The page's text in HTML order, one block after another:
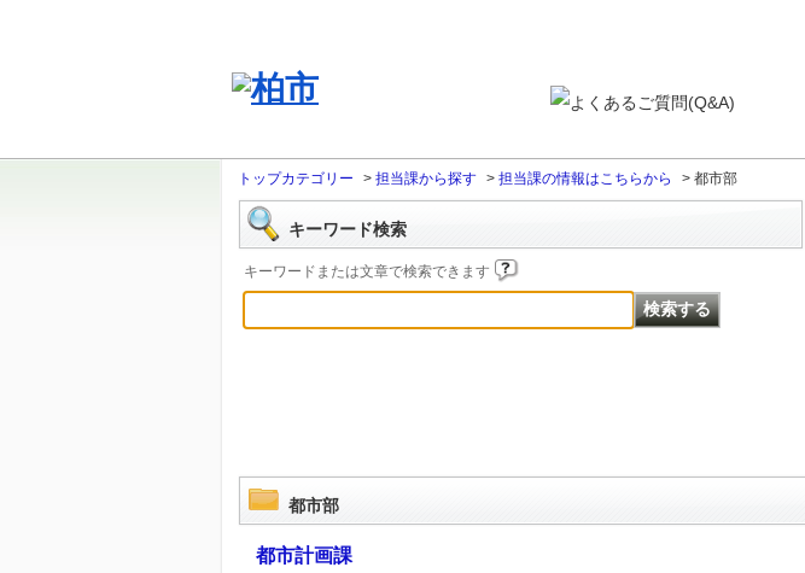
トップカテゴリー > 担当課から探す > 担当課の情報はこちらから > 都市部
キーワード検索
キーワードまたは文章で検索できます
都市部
都市計画課